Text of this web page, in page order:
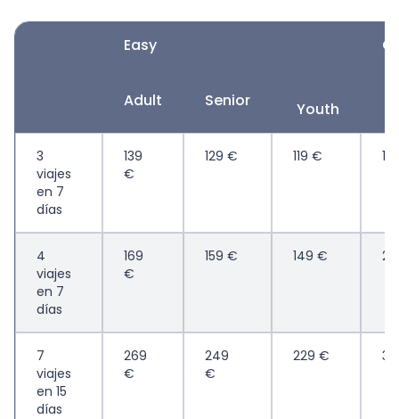
Easy
Adult Senior Youth
3
viajes
en 7
días
139
€
129 € 119 €
4
viajes
en 7
días
169
€
159 € 149 €
7
viajes
en 15
días
269
€
249
€
229 €